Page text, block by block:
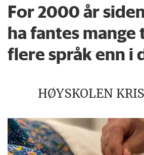
For 2000 år
ha fantes mange
flere språk enn i
HØYSKOLEN